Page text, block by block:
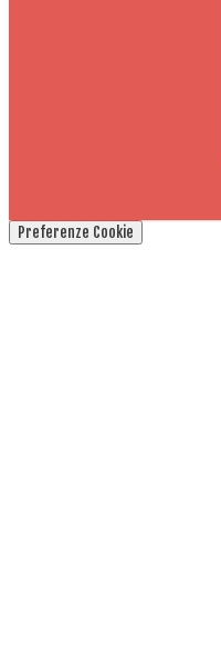
Preferenze Cookie